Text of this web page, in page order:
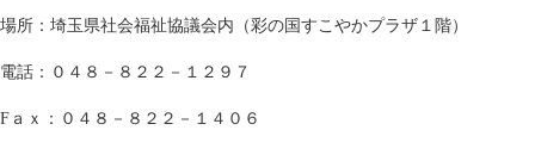
場所：埼玉県社会福祉協議会内（彩の国すこやかプラザ１階）
電話：０４８－８２２－１２９７
Fａｘ：０４８－８２２－１４０６